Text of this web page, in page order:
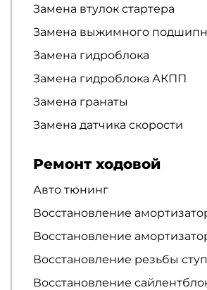
Замена втулок стартера
Замена выжимного
Замена гидроблока
Замена гидроблока АКПП
Замена гранаты
Замена датчика скорости
Ремонт ходовой
Авто тюнинг
Восстановление
Восстановление
Восстановление резьбы
Восстановление